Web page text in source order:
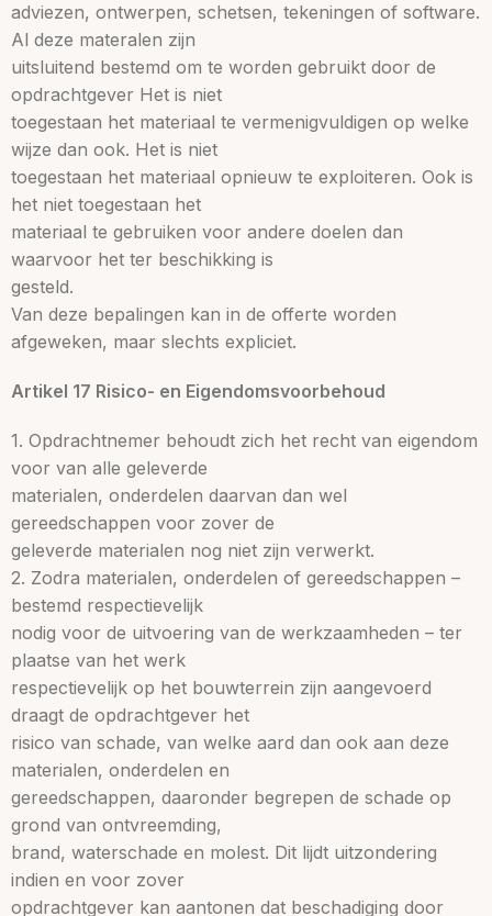
adviezen, ontwerpen, schetsen, tekeningen of software.
Al deze materalen zijn
uitsluitend bestemd om te worden gebruikt door de
opdrachtgever Het is niet
toegestaan het materiaal te vermenigvuldigen op welke
wijze dan ook. Het is niet
toegestaan het materiaal opnieuw te exploiteren. Ook is
het niet toegestaan het
materiaal te gebruiken voor andere doelen dan
waarvoor het ter beschikking is
gesteld.
Van deze bepalingen kan in de offerte worden
afgeweken, maar slechts expliciet.
Artikel 17 Risico- en Eigendomsvoorbehoud
1. Opdrachtnemer behoudt zich het recht van eigendom
voor van alle geleverde
materialen, onderdelen daarvan dan wel
gereedschappen voor zover de
geleverde materialen nog niet zijn verwerkt.
2. Zodra materialen, onderdelen of gereedschappen –
bestemd respectievelijk
nodig voor de uitvoering van de werkzaamheden – ter
plaatse van het werk
respectievelijk op het bouwterrein zijn aangevoerd
draagt de opdrachtgever het
risico van schade, van welke aard dan ook aan deze
materialen, onderdelen en
gereedschappen, daaronder begrepen de schade op
grond van ontvreemding,
brand, waterschade en molest. Dit lijdt uitzondering
indien en voor zover
opdrachtgever kan aantonen dat beschadiging door